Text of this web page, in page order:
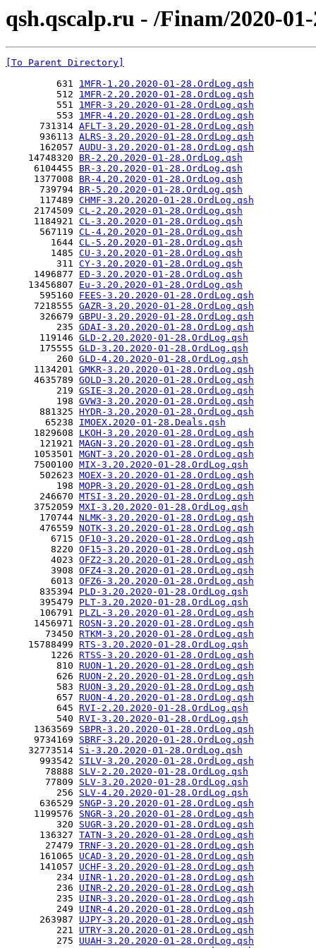
qsh.qscalp.ru - /Finam/2020-
[To Parent Directory]
         631
1MFR-1.20.2020-01-28.OrdLog.qsh
         512
1MFR-2.20.2020-01-28.OrdLog.qsh
         551
1MFR-3.20.2020-01-28.OrdLog.qsh
         553
1MFR-4.20.2020-01-28.OrdLog.qsh
      731314
AFLT-3.20.2020-01-28.OrdLog.qsh
      936113
ALRS-3.20.2020-01-28.OrdLog.qsh
      162057
AUDU-3.20.2020-01-28.OrdLog.qsh
    14748320
BR-2.20.2020-01-28.OrdLog.qsh
     6104455
BR-3.20.2020-01-28.OrdLog.qsh
     1377008
BR-4.20.2020-01-28.OrdLog.qsh
      739794
BR-5.20.2020-01-28.OrdLog.qsh
      117489
CHMF-3.20.2020-01-28.OrdLog.qsh
     2174509
CL-2.20.2020-01-28.OrdLog.qsh
     1184921
CL-3.20.2020-01-28.OrdLog.qsh
      567119
CL-4.20.2020-01-28.OrdLog.qsh
        1644
CL-5.20.2020-01-28.OrdLog.qsh
        1485
CU-3.20.2020-01-28.OrdLog.qsh
         311
CY-3.20.2020-01-28.OrdLog.qsh
     1496877
ED-3.20.2020-01-28.OrdLog.qsh
    13456807
Eu-3.20.2020-01-28.OrdLog.qsh
      595160
FEES-3.20.2020-01-28.OrdLog.qsh
     7218555
GAZR-3.20.2020-01-28.OrdLog.qsh
      326679
GBPU-3.20.2020-01-28.OrdLog.qsh
         235
GDAI-3.20.2020-01-28.OrdLog.qsh
      119146
GLD-2.20.2020-01-28.OrdLog.qsh
      175555
GLD-3.20.2020-01-28.OrdLog.qsh
         260
GLD-4.20.2020-01-28.OrdLog.qsh
     1134201
GMKR-3.20.2020-01-28.OrdLog.qsh
     4635789
GOLD-3.20.2020-01-28.OrdLog.qsh
         219
GSIE-3.20.2020-01-28.OrdLog.qsh
         198
GVW3-3.20.2020-01-28.OrdLog.qsh
      881325
HYDR-3.20.2020-01-28.OrdLog.qsh
       65238
IMOEX.2020-01-28.Deals.qsh
     1829608
LKOH-3.20.2020-01-28.OrdLog.qsh
      121921
MAGN-3.20.2020-01-28.OrdLog.qsh
     1053501
MGNT-3.20.2020-01-28.OrdLog.qsh
     7500100
MIX-3.20.2020-01-28.OrdLog.qsh
      502623
MOEX-3.20.2020-01-28.OrdLog.qsh
         198
MOPR-3.20.2020-01-28.OrdLog.qsh
      246670
MTSI-3.20.2020-01-28.OrdLog.qsh
     3752059
MXI-3.20.2020-01-28.OrdLog.qsh
      170744
NLMK-3.20.2020-01-28.OrdLog.qsh
      476559
NOTK-3.20.2020-01-28.OrdLog.qsh
        6715
OF10-3.20.2020-01-28.OrdLog.qsh
        8220
OF15-3.20.2020-01-28.OrdLog.qsh
        4023
OFZ2-3.20.2020-01-28.OrdLog.qsh
        3908
OFZ4-3.20.2020-01-28.OrdLog.qsh
        6013
OFZ6-3.20.2020-01-28.OrdLog.qsh
      835394
PLD-3.20.2020-01-28.OrdLog.qsh
      395479
PLT-3.20.2020-01-28.OrdLog.qsh
      106791
PLZL-3.20.2020-01-28.OrdLog.qsh
     1456971
ROSN-3.20.2020-01-28.OrdLog.qsh
       73450
RTKM-3.20.2020-01-28.OrdLog.qsh
    15788499
RTS-3.20.2020-01-28.OrdLog.qsh
        1226
RTSS-3.20.2020-01-28.OrdLog.qsh
         810
RUON-1.20.2020-01-28.OrdLog.qsh
         626
RUON-2.20.2020-01-28.OrdLog.qsh
         583
RUON-3.20.2020-01-28.OrdLog.qsh
         657
RUON-4.20.2020-01-28.OrdLog.qsh
         645
RVI-2.20.2020-01-28.OrdLog.qsh
         540
RVI-3.20.2020-01-28.OrdLog.qsh
     1363569
SBPR-3.20.2020-01-28.OrdLog.qsh
     9734169
SBRF-3.20.2020-01-28.OrdLog.qsh
    32773514
Si-3.20.2020-01-28.OrdLog.qsh
      993542
SILV-3.20.2020-01-28.OrdLog.qsh
       78888
SLV-2.20.2020-01-28.OrdLog.qsh
       77809
SLV-3.20.2020-01-28.OrdLog.qsh
         256
SLV-4.20.2020-01-28.OrdLog.qsh
      636529
SNGP-3.20.2020-01-28.OrdLog.qsh
     1199576
SNGR-3.20.2020-01-28.OrdLog.qsh
         320
SUGR-3.20.2020-01-28.OrdLog.qsh
      136327
TATN-3.20.2020-01-28.OrdLog.qsh
       27479
TRNF-3.20.2020-01-28.OrdLog.qsh
      161065
UCAD-3.20.2020-01-28.OrdLog.qsh
      141057
UCHF-3.20.2020-01-28.OrdLog.qsh
         234
UINR-1.20.2020-01-28.OrdLog.qsh
         236
UINR-2.20.2020-01-28.OrdLog.qsh
         235
UINR-3.20.2020-01-28.OrdLog.qsh
         249
UINR-4.20.2020-01-28.OrdLog.qsh
      263987
UJPY-3.20.2020-01-28.OrdLog.qsh
         221
UTRY-3.20.2020-01-28.OrdLog.qsh
         275
UUAH-3.20.2020-01-28.OrdLog.qsh